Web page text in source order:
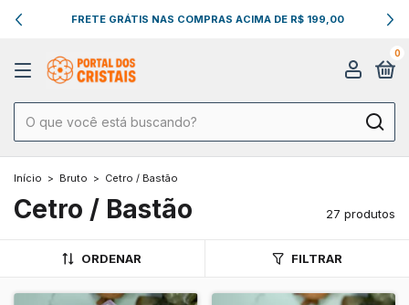
FRETE GRÁTIS NAS COMPRAS ACIMA DE R$ 199,00
0
Início > Bruto > Cetro / Bastão
Cetro / Bastão 27 produtos
ORDENAR FILTRAR